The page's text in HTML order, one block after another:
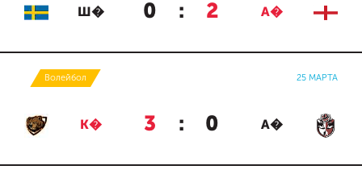
Ш� 0 : 2 А�
Волейбол 25 МАРТА
К� 3 : 0 А�